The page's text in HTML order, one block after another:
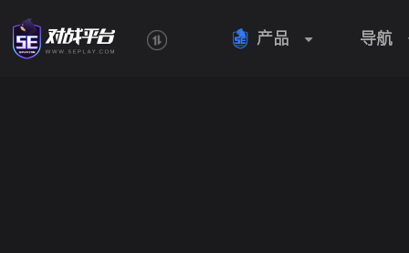
 产品 导航